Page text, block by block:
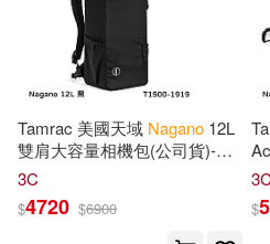
Tamrac 美國天域 Nagano 12L
雙肩大容量相機包(公司貨)-黑
T1500-1919
3C
$4720 $6900
3C
$